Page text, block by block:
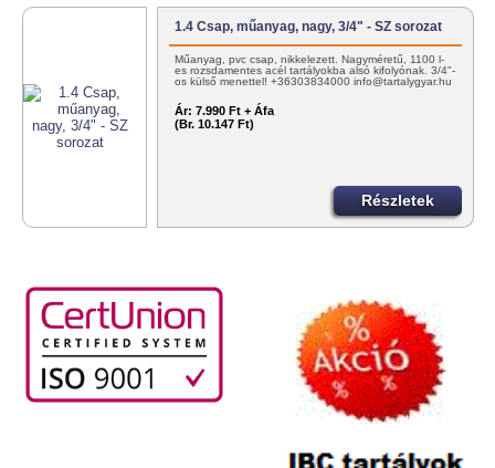
1.4 Csap, műanyag, nagy, 3/4" - SZ sorozat
Műanyag, pvc csap, nikkelezett. Nagyméretű, 1100 l-
es rozsdamentes acél tartályokba alsó kifolyónak. 3/4"-
os külső menettel! +36303834000 info@tartalygyar.hu
Ár: 7.990 Ft + Áfa
(Br. 10.147 Ft)
Részletek